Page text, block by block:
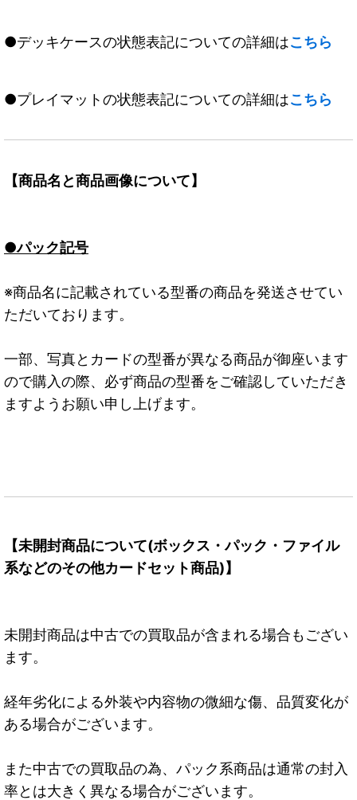
●デッキケースの状態表記についての詳細はこちら
●プレイマットの状態表記についての詳細はこちら
【商品名と商品画像について】
●パック記号
※商品名に記載されている型番の商品を発送させてい
ただいております。
一部、写真とカードの型番が異なる商品が御座います
ので購入の際、必ず商品の型番をご確認していただき
ますようお願い申し上げます。
【未開封商品について(ボックス・パック・ファイル
系などのその他カードセット商品)】
未開封商品は中古での買取品が含まれる場合もござい
ます。
経年劣化による外装や内容物の微細な傷、品質変化が
ある場合がございます。
また中古での買取品の為、パック系商品は通常の封入
率とは大きく異なる場合がございます。